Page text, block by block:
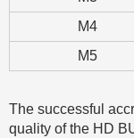
M4
M5
The successful
quality of the HD